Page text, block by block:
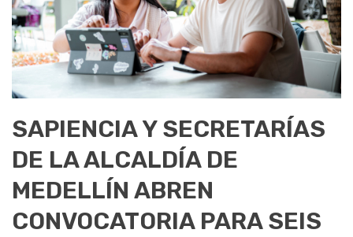
SAPIENCIA Y SECRETARÍAS
DE LA ALCALDÍA DE
MEDELLÍN ABREN
CONVOCATORIA PARA SEIS